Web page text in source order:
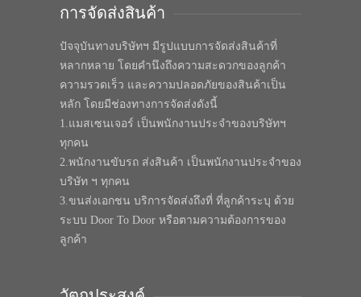
การจัดส่งสินค้า
ปัจจุบันทางบริษัทฯ มีรูปแบบการจัดส่งสินค้าที่
หลากหลาย โดยคำนึงถึงความสะดวกของลูกค้า
ความรวดเร็ว และความปลอดภัยของสินค้าเป็น
หลัก โดยมีช่องทางการจัดส่งดังนี้
1.แมสเซนเจอร์ เป็นพนักงานประจำของบริษัทฯ
ทุกคน
2.พนักงานขับรถ ส่งสินค้า เป็นพนักงานประจำของ
บริษัท ฯ ทุกคน
3.ขนส่งเอกชน บริการจัดส่งถึงที่ ที่ลูกค้าระบุ ด้วย
ระบบ Door To Door หรือตามความต้องการของ
ลูกค้า